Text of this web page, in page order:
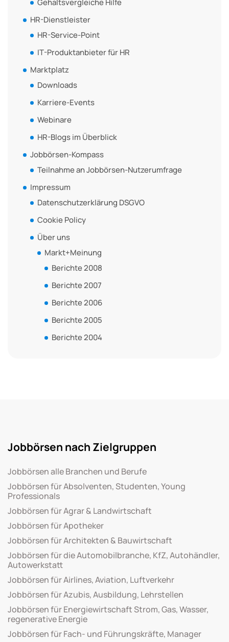
HR-Dienstleister
HR-Service-Point
IT-Produktanbieter für HR
Marktplatz
Downloads
Karriere-Events
Webinare
HR-Blogs im Überblick
Jobbörsen-Kompass
Teilnahme an Jobbörsen-Nutzerumfrage
Impressum
Datenschutzerklärung DSGVO
Cookie Policy
Über uns
Markt+Meinung
Berichte 2008
Berichte 2007
Berichte 2006
Berichte 2005
Berichte 2004
Jobbörsen nach Zielgruppen
Jobbörsen alle Branchen und Berufe
Jobbörsen für Absolventen, Studenten, Young
Professionals
Jobbörsen für Agrar & Landwirtschaft
Jobbörsen für Apotheker
Jobbörsen für Architekten & Bauwirtschaft
Jobbörsen für die Automobilbranche, KfZ, Autohändler,
Autowerkstatt
Jobbörsen für Airlines, Aviation, Luftverkehr
Jobbörsen für Azubis, Ausbildung, Lehrstellen
Jobbörsen für Energiewirtschaft Strom, Gas, Wasser,
regenerative Energie
Jobbörsen für Fach- und Führungskräfte, Manager